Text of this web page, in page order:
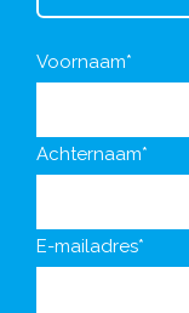
Voornaam*
Achternaam*
E-mailadres*